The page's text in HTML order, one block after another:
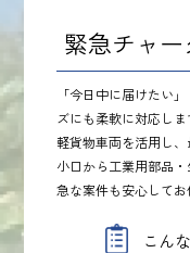
緊急チャー
「今日中に届けたい
ズにも柔軟に対応しま
軽貨物車両を活用し
小口から工業用部品
急な案件も安心してお
こん